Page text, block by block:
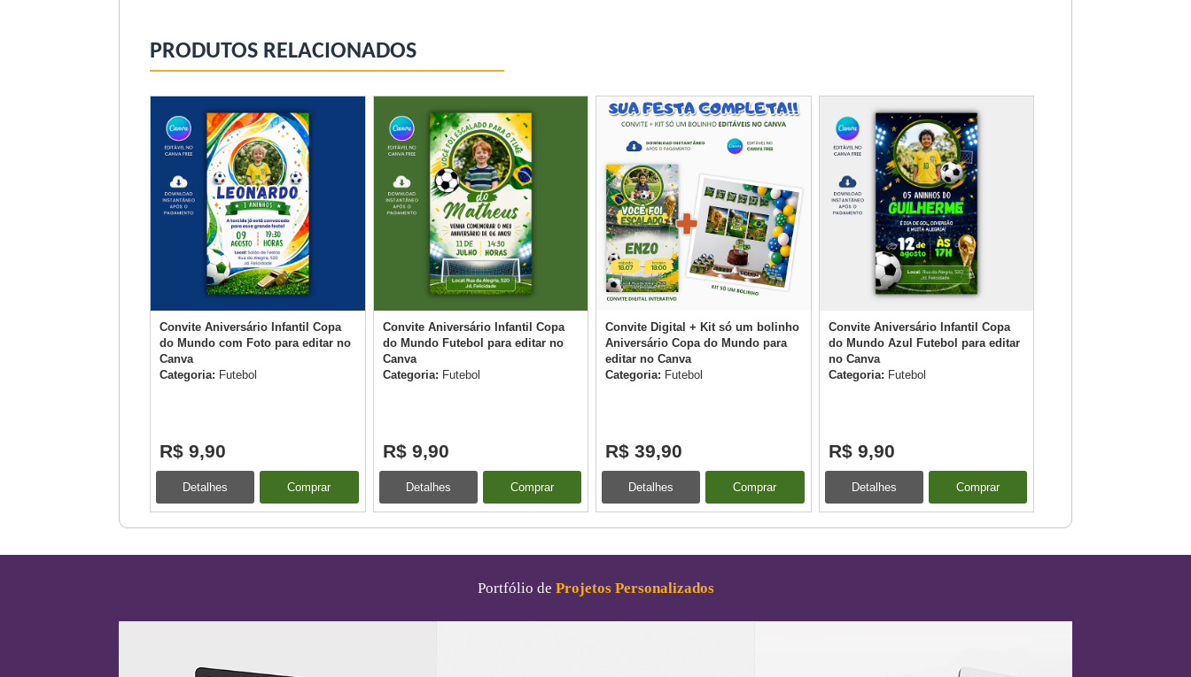
PRODUTOS RELACIONADOS
Convite Aniversário Infantil Copa
do Mundo com Foto para editar no
Canva
Categoria: Futebol
R$ 9,90
Detalhes Comprar
Convite Aniversário Infantil Copa
do Mundo Futebol para editar no
Canva
Categoria: Futebol
R$ 9,90
Detalhes Comprar
Convite Digital + Kit só um bolinho
Aniversário Copa do Mundo para
editar no Canva
Categoria: Futebol
R$ 39,90
Detalhes Comprar
Convite Aniversário Infantil Copa
do Mundo Azul Futebol para editar
no Canva
Categoria: Futebol
R$ 9,90
Detalhes Comprar
Portfólio de Projetos Personalizados